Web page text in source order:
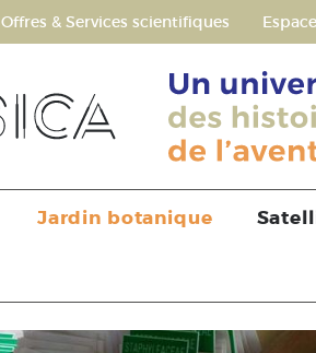
Offres & Services scientifiques
Jardin botanique